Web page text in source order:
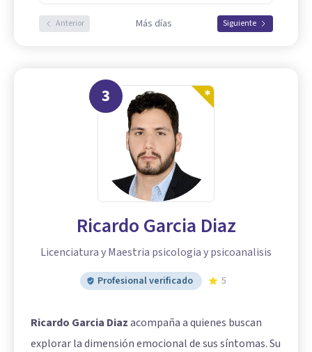
Anterior Más días Siguiente
3
Ricardo Garcia Diaz
Licenciatura y Maestria psicologia y psicoanalisis
Profesional verificado 5
Ricardo Garcia Diazacompaña a quienes buscan
explorar la dimensión emocional de sus síntomas. Su